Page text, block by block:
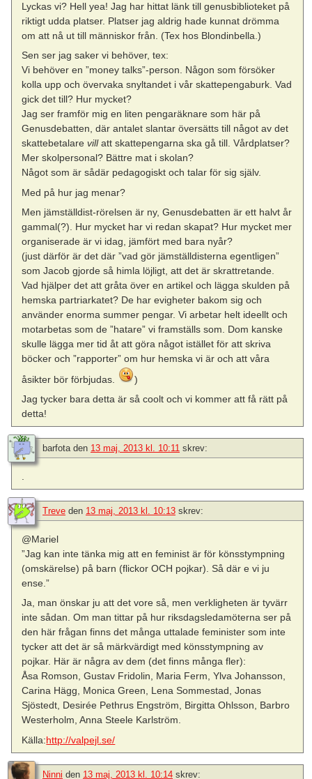
Lyckas vi? Hell yea! Jag har hittat länk till genusbiblioteket på
riktigt udda platser. Platser jag aldrig hade kunnat drömma
om att nå ut till människor från. (Tex hos Blondinbella.)
Sen ser jag saker vi behöver, tex:
Vi behöver en ”money talks”-person. Någon som försöker
kolla upp och övervaka snyltandet i vår skattepengaburk. Vad
gick det till? Hur mycket?
Jag ser framför mig en liten pengaräknare som här på
Genusdebatten, där antalet slantar översätts till något av det
skattebetalarevillatt skattepengarna ska gå till. Vårdplatser?
Mer skolpersonal? Bättre mat i skolan?
Något som är sådär pedagogiskt och talar för sig själv.
Med på hur jag menar?
Men jämställdist-rörelsen är ny, Genusdebatten är ett halvt år
gammal(?). Hur mycket har vi redan skapat? Hur mycket mer
organiserade är vi idag, jämfört med bara nyår?
(just därför är det där ”vad gör jämställdisterna egentligen”
som Jacob gjorde så himla löjligt, att det är skrattretande.
Vad hjälper det att gråta över en artikel och lägga skulden på
hemska partriarkatet? De har evigheter bakom sig och
använder enorma summer pengar. Vi arbetar helt ideellt och
motarbetas som de ”hatare” vi framställs som. Dom kanske
skulle lägga mer tid åt att göra något istället för att skriva
böcker och ”rapporter” om hur hemska vi är och att våra
åsikter bör förbjudas.
)
Jag tycker bara detta är så coolt och vi kommer att få rätt på
detta!
barfotaden 13 maj, 2013 kl. 10:11 skrev:
Treve den 13 maj, 2013 kl. 10:13 skrev:
@Mariel
”Jag kan inte tänka mig att en feminist är för könsstympning
(omskärelse) på barn (flickor OCH pojkar). Så där e vi ju
ense.”
Ja, man önskar ju att det vore så, men verkligheten är tyvärr
inte sådan. Om man tittar på hur riksdagsledamöterna ser på
den här frågan finns det många uttalade feminister som inte
tycker att det är så märkvärdigt med könsstympning av
pojkar. Här är några av dem (det finns många fler):
Åsa Romson, Gustav Fridolin, Maria Ferm, Ylva Johansson,
Carina Hägg, Monica Green, Lena Sommestad, Jonas
Sjöstedt, Desirée Pethrus Engström, Birgitta Ohlsson, Barbro
Westerholm, Anna Steele Karlström.
Källa:http://valpejl.se/
Ninni den 13 maj, 2013 kl. 10:14 skrev: